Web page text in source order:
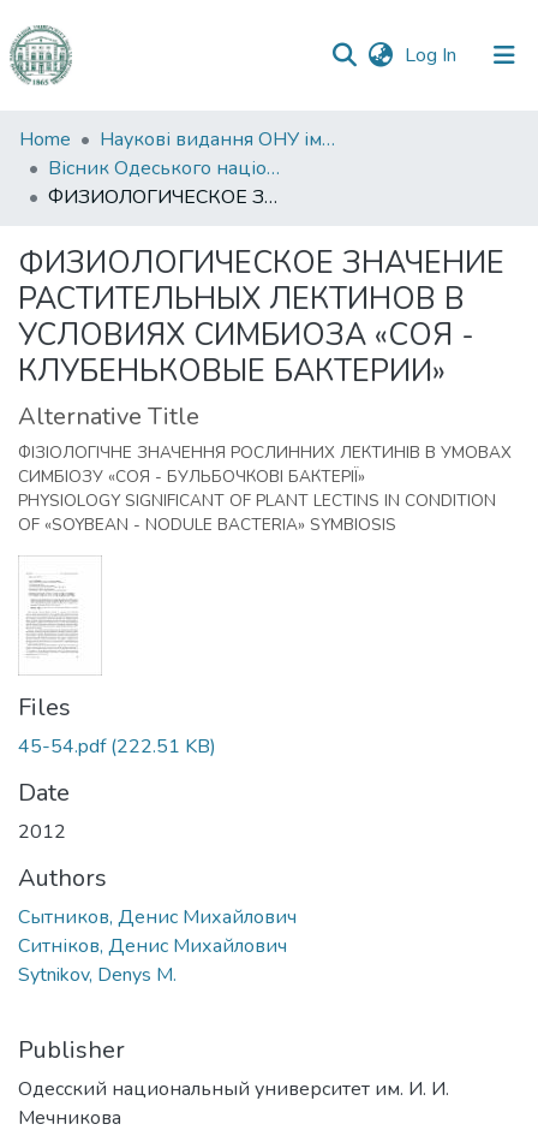
Log In (current)
Communities
&
Collections
Statistics
Home
Наукові видання ОНУ імені І. І. Мечникова
Вісник Одеського національного університету. Біологія
ФИЗИОЛОГИЧЕСКОЕ ЗНАЧЕНИЕ РАСТИТЕЛЬНЫХ ЛЕКТИНОВ В УСЛОВИЯХ СИМБИОЗА «СОЯ - КЛУБЕНЬКОВЫЕ БАКТЕРИИ»
ФИЗИОЛОГИЧЕСКОЕ ЗНАЧЕНИЕ
РАСТИТЕЛЬНЫХ ЛЕКТИНОВ В
УСЛОВИЯХ СИМБИОЗА «СОЯ -
КЛУБЕНЬКОВЫЕ БАКТЕРИИ»
Alternative Title
ФІЗІОЛОГІЧНЕ ЗНАЧЕННЯ РОСЛИННИХ ЛЕКТИНІВ В УМОВАХ
СИМБІОЗУ «СОЯ - БУЛЬБОЧКОВІ БАКТЕРІЇ»
PHYSIOLOGY SIGNIFICANT OF PLANT LECTINS IN CONDITION
OF «SOYBEAN - NODULE BACTERIA» SYMBIOSIS
Files
45-54.pdf(222.51 KB)
Date
2012
Authors
Сытников, Денис Михайлович
Ситніков, Денис Михайлович
Sytnikov, Denys M.
Publisher
Одесский национальный университет им. И. И.
Мечникова